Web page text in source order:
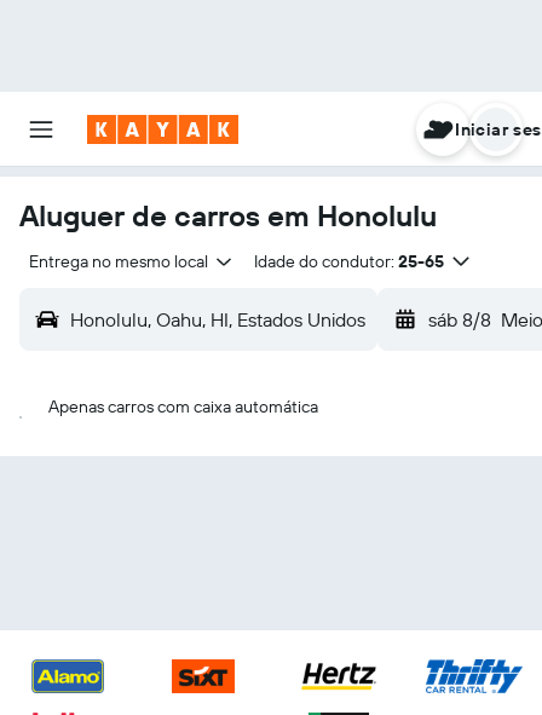
Iniciar
Aluguer de carros em Honolulu
Entrega no mesmo local Idade do condutor: 25-65
Honolulu, Oahu, HI, Estados Unidos sáb 8/8
Apenas carros com caixa automática